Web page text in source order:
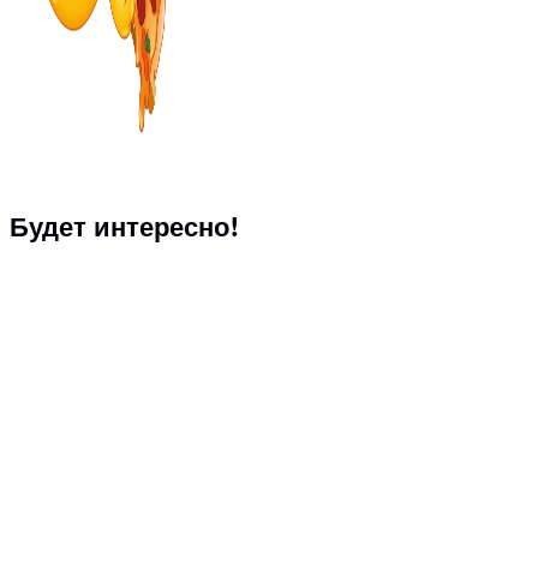
Будет интересно!